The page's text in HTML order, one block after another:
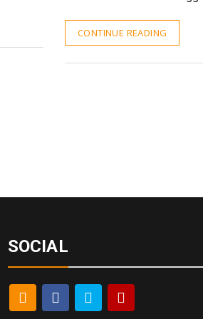
CONTINUE READING
SOCIAL